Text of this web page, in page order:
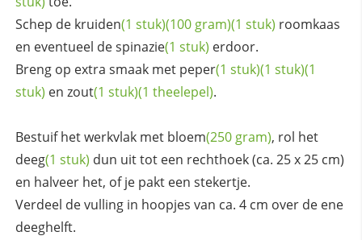
Schep de kruiden(1 stuk)(100 gram)(1 stuk) roomkaas
en eventueel despinazie(1 stuk) erdoor.
Breng op extra smaak met peper(1 stuk)(1 stuk)(1
stuk) en zout(1 stuk)(1 theelepel).
Bestuif het werkvlak met bloem(250 gram), rol het
deeg(1 stuk) dun uit tot een rechthoek (ca. 25 x 25 cm)
en halveer het, of je pakt een stekertje.
Verdeel de vulling in hoopjes van ca. 4 cm over de ene
deeghelft.